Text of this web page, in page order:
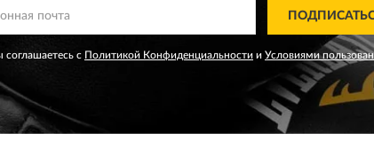
с Политикой Конфиденциальности и Условиями